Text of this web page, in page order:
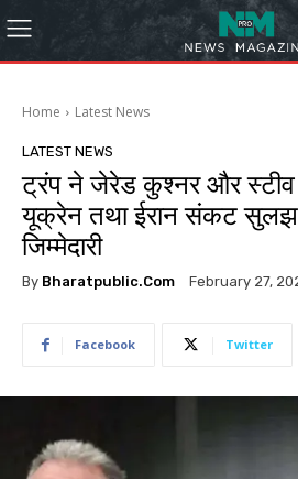
Home Latest News
LATEST NEWS
ट्रंप ने जेरेड कुश्नर और स्टीव
यूक्रेन तथा ईरान संकट
जिम्मेदारी
By Bharatpublic.com February 27,
Facebook Twitter